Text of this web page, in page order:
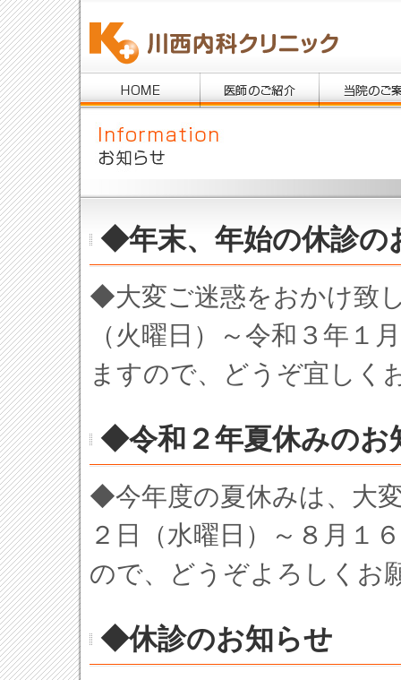
◆年末、年始の休診の
◆大変ご迷惑をおかけ致
（火曜日）～令和３年１
ますので、どうぞ宜しく
◆令和２年夏休みのお
◆今年度の夏休みは、大
２日（水曜日）～８月１
ので、どうぞよろしくお
◆休診のお知らせ